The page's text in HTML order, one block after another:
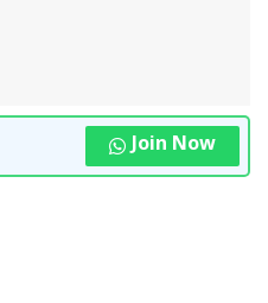
Join Now